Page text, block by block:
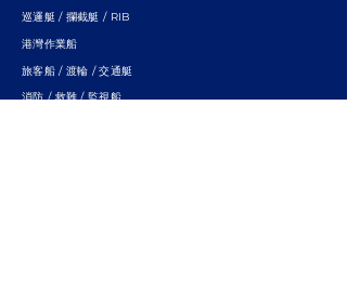
巡邏艇 / 攔截艇 / RIB
港灣作業船
旅客船 / 渡輪 / 交通艇
消防 / 救難 / 監視船